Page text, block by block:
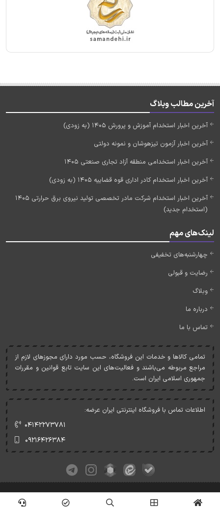
آخرین مطالب وبلاگ
آخرین اخبار استخدام آموزش و پرورش 1405 (به زودی)
آخرین اخبار آزمون تیزهوشان و نمونه دولتی
آخرین اخبار استخدامی منطقه آزاد تجاری صنعتی 1405
آخرین اخبار استخدام کادر اداری قوه قضاییه 1405 (به زودی)
آخرین اخبار استخدام شرکت مادر تخصصی تولید نیروی برق حرارتی 1405
(استخدام جدید)
لینک‌های مهم
چهارشنبه‌های تخفیفی
رضایت و قبولی
وبلاگ
درباره ما
تماس با ما
تمامی کالاها و خدمات اين فروشگاه، حسب مورد دارای مجوزهای لازم از
مراجع مربوطه می‌باشند و فعاليت‌های اين سايت تابع قوانين و مقررات
جمهوری اسلامی ايران است.
اطلاعات تماس با فروشگاه اینترنتی ایران عرضه:
۰۴۱۴۲۲۷۳۷۸۱
۰۹۲۱۶۴۲۶۳۸۴